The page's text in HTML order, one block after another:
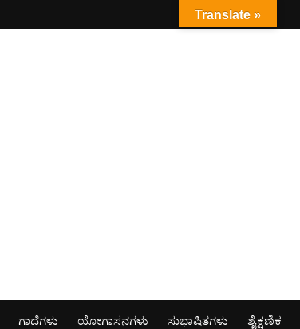
ಗಾದೆಗಳು ಯೋಗಾಸನಗಳು ಸುಭಾಷಿತಗಳು ಶೈಕ್ಷಣಿಕ
Translate »